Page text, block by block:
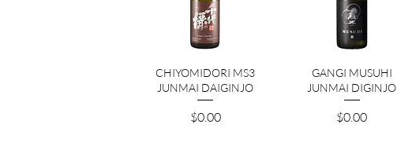
クイックビュー
CHIYOMIDORI MS3
JUNMAI DAIGINJO
価格
$0.00
クイックビュー
GANGI MUSUHI
JUNMAI DIGINJO
価格
$0.00